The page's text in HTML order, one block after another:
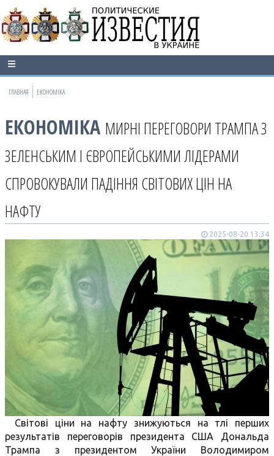
ГЛАВНАЯ ЕКОНОМІКА
ЕКОНОМІКА МИРНІ ПЕРЕГОВОРИ ТРАМПА З
ЗЕЛЕНСЬКИМ І ЄВРОПЕЙСЬКИМИ ЛІДЕРАМИ
СПРОВОКУВАЛИ ПАДІННЯ СВІТОВИХ ЦІН НА
НАФТУ
2025-08-20 13:34
Світові ціни на нафту знижуються на тлі перших
результатів переговорів президента США Дональда
Трампа з президентом України Володимиром